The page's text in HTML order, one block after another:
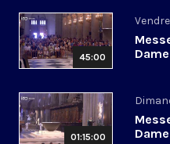
45:00
01:15:00